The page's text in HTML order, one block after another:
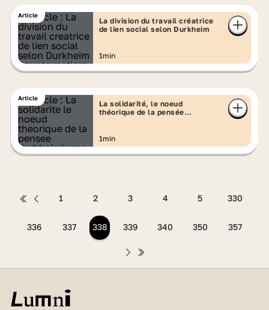
Article
La division du travail créatrice
de lien social selon Durkheim
1min
Article
La solidarité, le noeud
théorique de la pensée
1min
1 2 3 4 5 330
336 337 338 339 340 350 357